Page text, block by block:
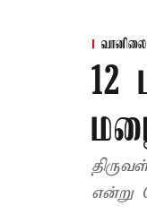
12
என்று